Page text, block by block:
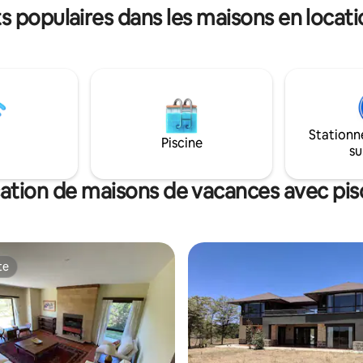
extérieur chauffé tout en
le soleil se lever sur le mont
avec 2 balançoires. Voici notre
propriété
populaires dans les maisons en
Piscine
de maisons de vacances avec